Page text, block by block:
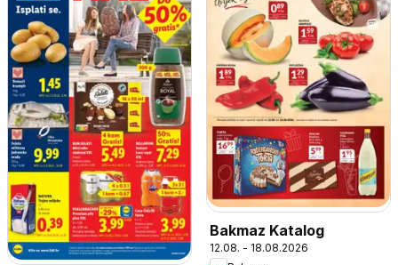
Bakmaz Katalog
12.08. - 18.08.2026